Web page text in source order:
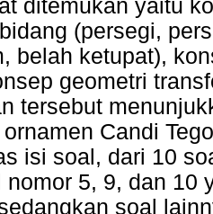
ditemukan yaitu
(persegi,
belah ketupat),
geometri
tersebut
Candi
isi soal, dari 10
nomor 5, 9, dan 10
soal